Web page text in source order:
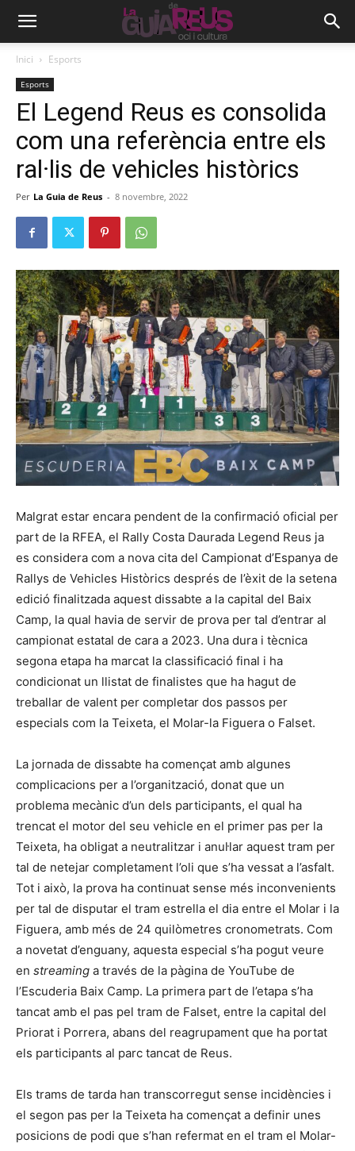
Inici Esports
Esports
El Legend Reus es consolida
com una referència entre els
ral·lis de vehicles històrics
Per La Guia de Reus - 8 novembre, 2022
Malgrat estar encara pendent de la confirmació oficial per
part de la RFEA, el Rally Costa Daurada Legend Reus ja
es considera com a nova cita del Campionat d’Espanya de
Rallys de Vehicles Històrics després de l’èxit de la setena
edició finalitzada aquest dissabte a la capital del Baix
Camp, la qual havia de servir de prova per tal d’entrar al
campionat estatal de cara a 2023. Una dura i tècnica
segona etapa ha marcat la classificació final i ha
condicionat un llistat de finalistes que ha hagut de
treballar de valent per completar dos passos per
especials com la Teixeta, el Molar-la Figuera o Falset.
La jornada de dissabte ha començat amb algunes
complicacions per a l’organització, donat que un
problema mecànic d’un dels participants, el qual ha
trencat el motor del seu vehicle en el primer pas per la
Teixeta, ha obligat a neutralitzar i anul·lar aquest tram per
tal de netejar completament l’oli que s’ha vessat a l’asfalt.
Tot i això, la prova ha continuat sense més inconvenients
per tal de disputar el tram estrella el dia entre el Molar i la
Figuera, amb més de 24 quilòmetres cronometrats. Com
a novetat d’enguany, aquesta especial s’ha pogut veure
en streaming a través de la pàgina de YouTube de
l’Escuderia Baix Camp. La primera part de l’etapa s’ha
tancat amb el pas pel tram de Falset, entre la capital del
Priorat i Porrera, abans del reagrupament que ha portat
els participants al parc tancat de Reus.
Els trams de tarda han transcorregut sense incidències i
el segon pas per la Teixeta ha començat a definir unes
posicions de podi que s’han refermat en el tram el Molar-